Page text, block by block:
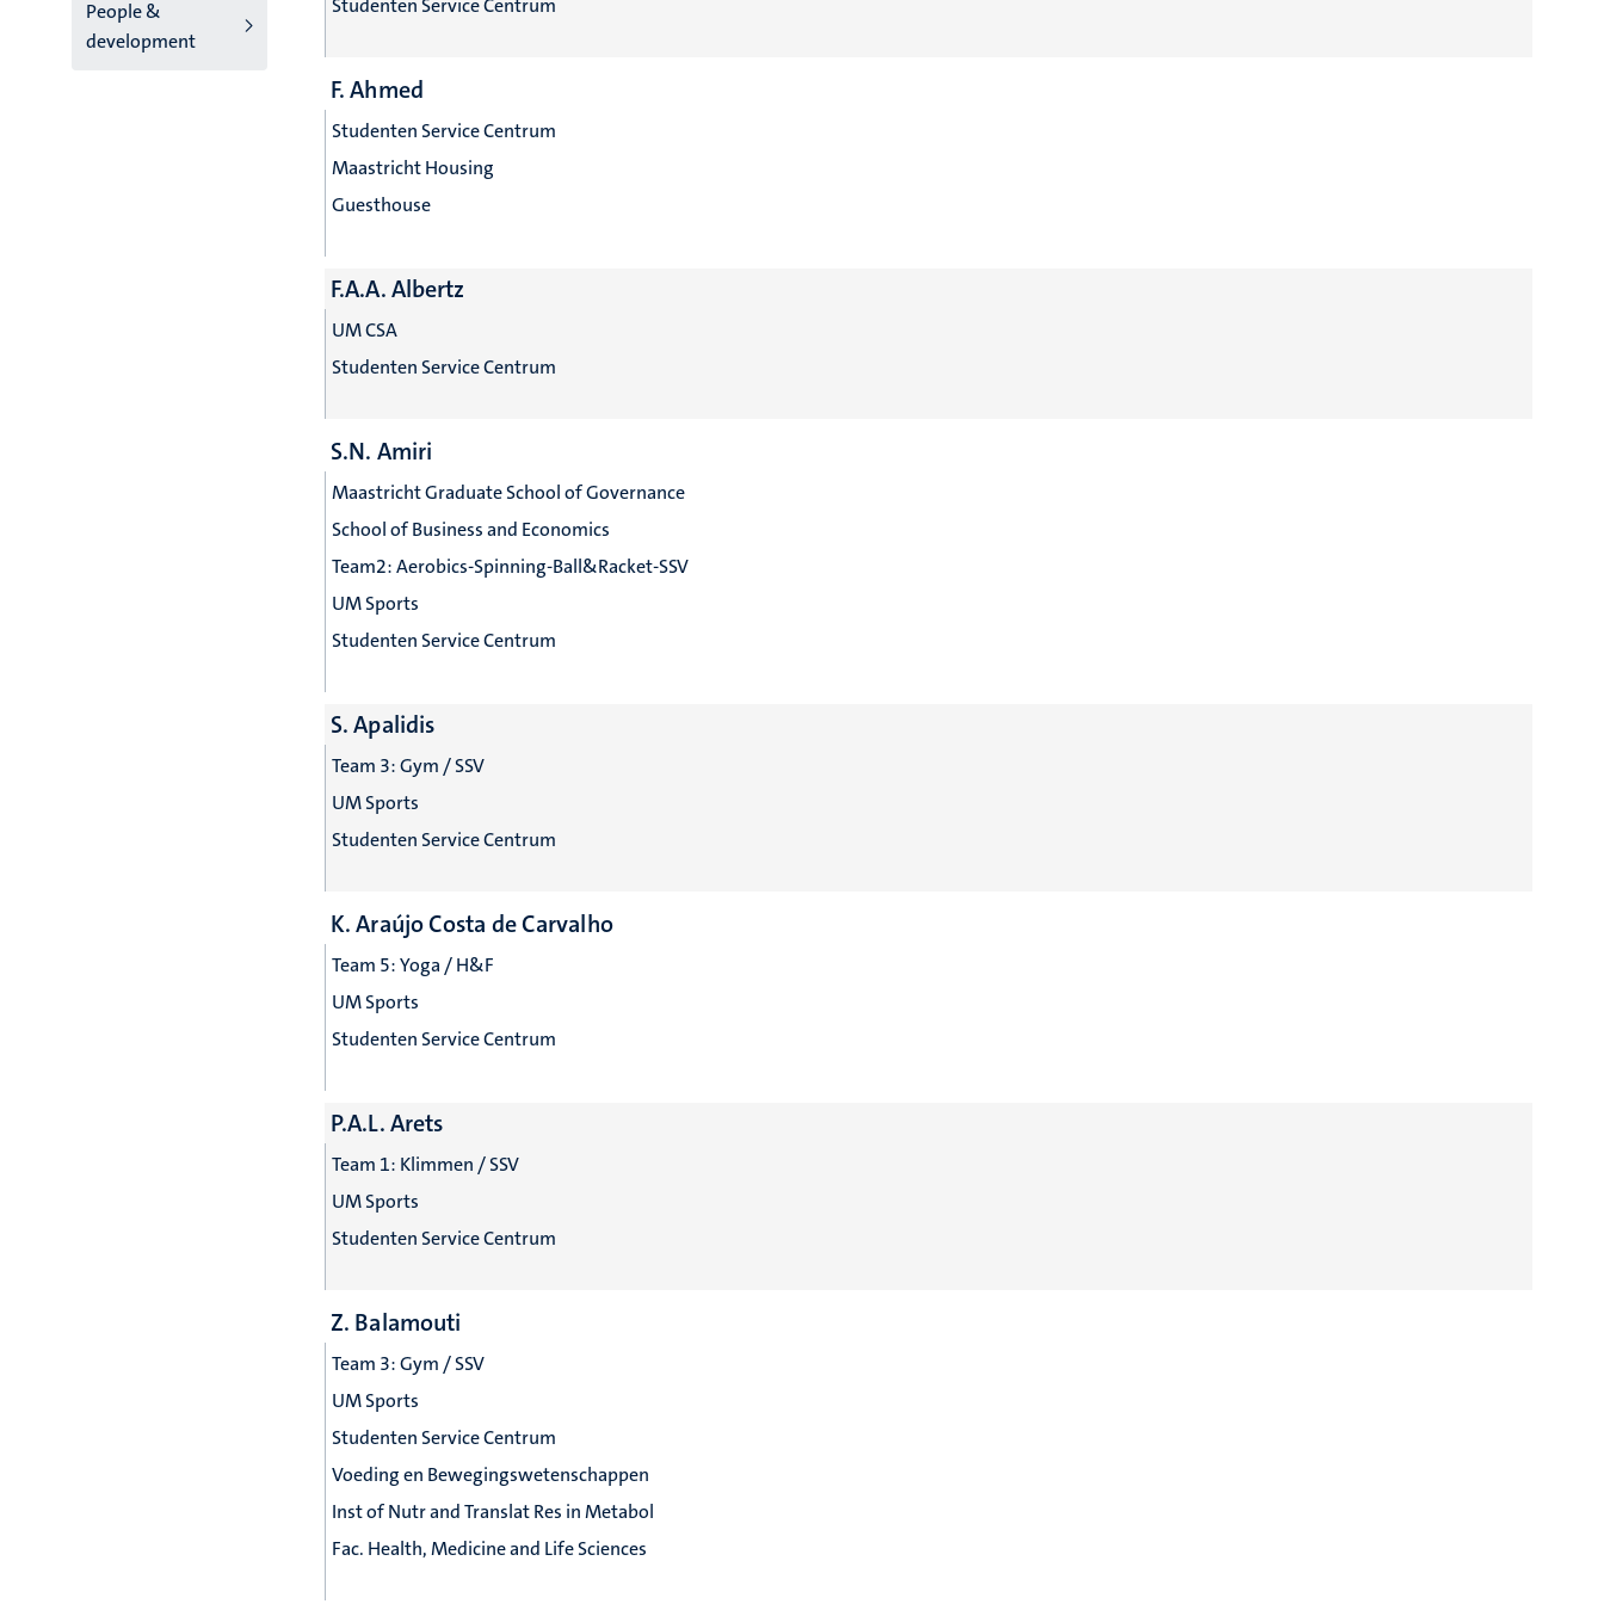
People &
development
Studenten Service Centrum
F. Ahmed
Studenten Service Centrum
Maastricht Housing
Guesthouse
F.A.A. Albertz
UM CSA
Studenten Service Centrum
S.N. Amiri
Maastricht Graduate School of Governance
School of Business and Economics
Team2: Aerobics-Spinning-Ball&Racket-SSV
UM Sports
Studenten Service Centrum
S. Apalidis
Team 3: Gym / SSV
UM Sports
Studenten Service Centrum
K. Araújo Costa de Carvalho
Team 5: Yoga / H&F
UM Sports
Studenten Service Centrum
P.A.L. Arets
Team 1: Klimmen / SSV
UM Sports
Studenten Service Centrum
Z. Balamouti
Team 3: Gym / SSV
UM Sports
Studenten Service Centrum
Voeding en Bewegingswetenschappen
Inst of Nutr and Translat Res in Metabol
Fac. Health, Medicine and Life Sciences